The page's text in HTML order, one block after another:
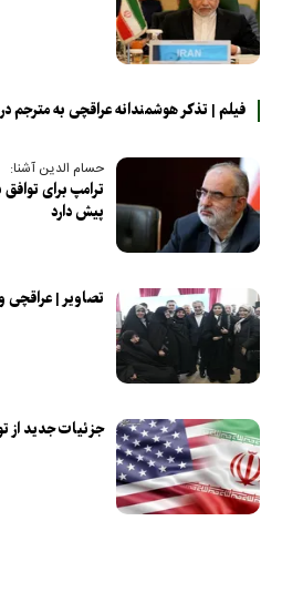
فیلم | تذکر هوشمندانه عراقچی به مترجم
حسام الدین آشنا:
ترامپ برای
پیش دارد
تصاویر |
جزئیات جدید از